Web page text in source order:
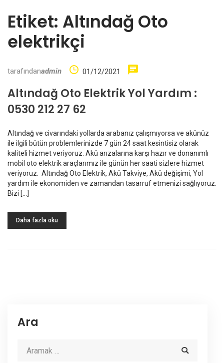
Etiket: Altındağ Oto
elektrikçi
tarafındanadmin 01/12/2021
Altındağ Oto Elektrik Yol Yardım :
0530 212 27 62
Altındağ ve civarındaki yollarda arabanız çalışmıyorsa ve akünüz
ile ilgili bütün problemlerinizde 7 gün 24 saat kesintisiz olarak
kaliteli hizmet veriyoruz. Akü arızalarına karşı hazır ve donanımlı
mobil oto elektrik araçlarımız ile günün her saati sizlere hizmet
veriyoruz. Altındağ Oto Elektrik, Akü Takviye, Akü değişimi, Yol
yardım ile ekonomiden ve zamandan tasarruf etmenizi sağlıyoruz.
Bizi […]
Daha fazla oku
Ara